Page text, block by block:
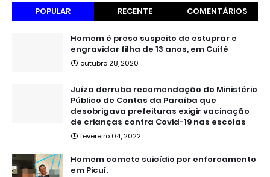
POPULAR RECENTE COMENTÁRIOS
Homem é preso suspeito de estuprar e
engravidar filha de 13 anos, em Cuité
outubro 28, 2020
Juíza derruba recomendação do Ministério
Público de Contas da Paraíba que
desobrigava prefeituras exigir vacinação
de crianças contra Covid-19 nas escolas
fevereiro 04, 2022
Homem comete suicídio por enforcamento
em Picuí.